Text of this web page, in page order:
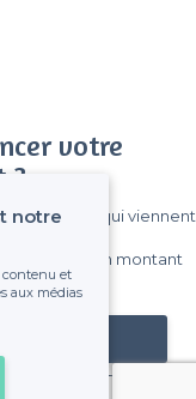
votre
?
de visiteurs qui viennent
payez un montant
la facture.
notre
contenu et
aux médias